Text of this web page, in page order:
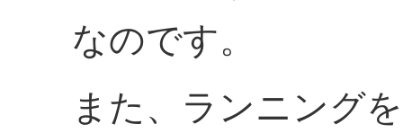
なのです。
また、ランニング